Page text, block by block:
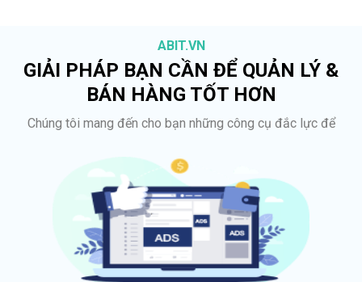
ABIT.VN
GIẢI PHÁP BẠN CẦN ĐỂ QUẢN LÝ &
BÁN HÀNG TỐT HƠN
Chúng tôi mang đến cho bạn những công cụ đắc lực để